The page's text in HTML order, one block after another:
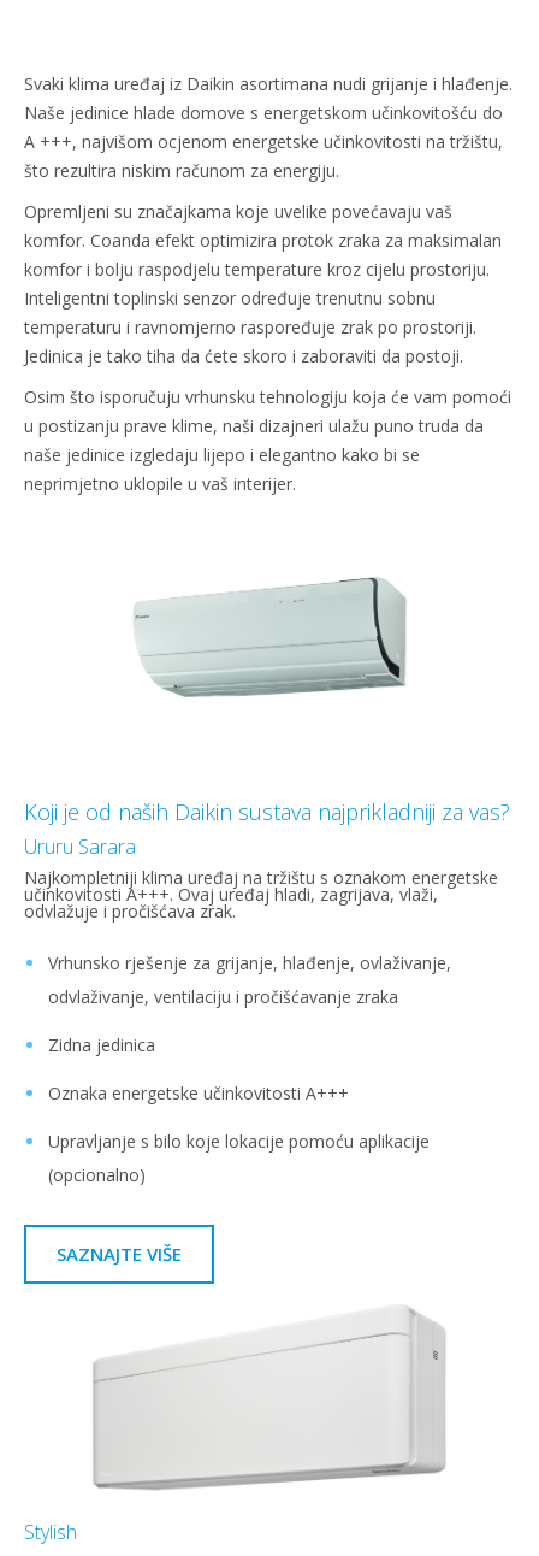
Svaki klima uređaj iz Daikin asortimana nudi grijanje i hlađenje.
Naše jedinice hlade domove s energetskom učinkovitošću do
A +++, najvišom ocjenom energetske učinkovitosti na tržištu,
što rezultira niskim računom za energiju.
Opremljeni su značajkama koje uvelike povećavaju vaš
komfor. Coanda efekt optimizira protok zraka za maksimalan
komfor i bolju raspodjelu temperature kroz cijelu prostoriju.
Inteligentni toplinski senzor određuje trenutnu sobnu
temperaturu i ravnomjerno raspoređuje zrak po prostoriji.
Jedinica je tako tiha da ćete skoro i zaboraviti da postoji.
Osim što isporučuju vrhunsku tehnologiju koja će vam pomoći
u postizanju prave klime, naši dizajneri ulažu puno truda da
naše jedinice izgledaju lijepo i elegantno kako bi se
neprimjetno uklopile u vaš interijer.
Koji je od naših Daikin sustava najprikladniji za vas?
Ururu Sarara
Najkompletniji klima uređaj na tržištu s oznakom energetske
učinkovitosti A+++. Ovaj uređaj hladi, zagrijava, vlaži,
odvlažuje i pročišćava zrak.
Vrhunsko rješenje za grijanje, hlađenje, ovlaživanje,
odvlaživanje, ventilaciju i pročišćavanje zraka
Zidna jedinica
Oznaka energetske učinkovitosti A+++
Upravljanje s bilo koje lokacije pomoću aplikacije
(opcionalno)
SAZNAJTE VIŠE
Stylish